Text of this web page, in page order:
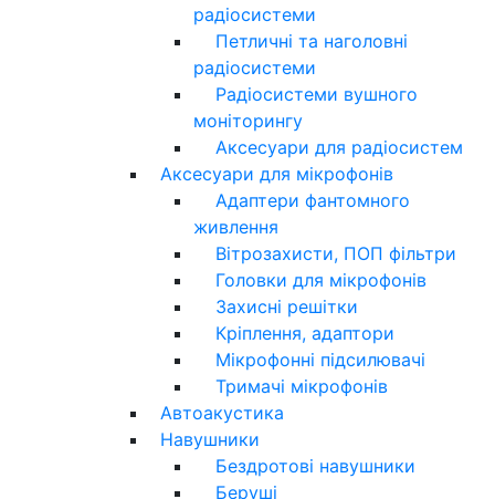
радіосистеми
Петличні та наголовні
радіосистеми
Радіосистеми вушного
моніторингу
Аксесуари для радіосистем
Аксесуари для мікрофонів
Адаптери фантомного
живлення
Вітрозахисти, ПОП фільтри
Головки для мікрофонів
Захисні решітки
Кріплення, адаптори
Мікрофонні підсилювачі
Тримачі мікрофонів
Автоакустика
Навушники
Бездротові навушники
Беруші